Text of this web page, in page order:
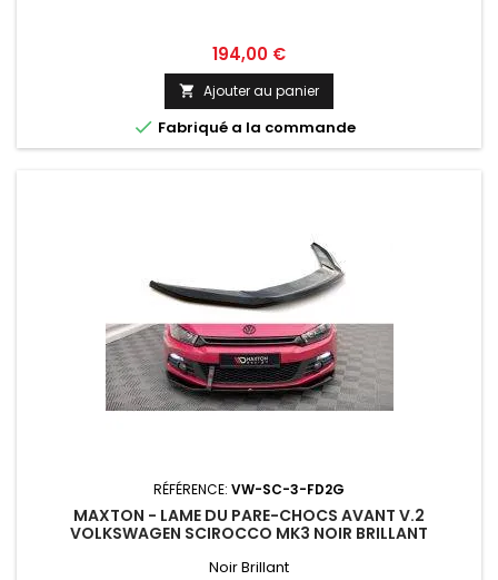
Prix
194,00 €
 Ajouter au panier
 Fabriqué a la commande
RÉFÉRENCE: VW-SC-3-FD2G
MAXTON - LAME DU PARE-CHOCS AVANT V.2
VOLKSWAGEN SCIROCCO MK3 NOIR BRILLANT
Noir Brillant